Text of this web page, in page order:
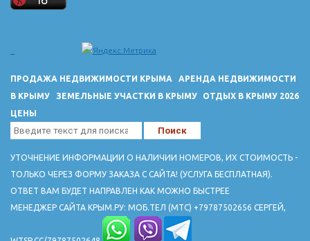
ПРОДАЖА НЕДВИЖИМОСТИ КРЫМА
АРЕНДА НЕДВИЖИМОСТИ
В КРЫМУ
ЗЕМЕЛЬНЫЕ УЧАСТКИ В КРЫМУ
ОТДЫХ В КРЫМУ 2026
ЦЕНЫ
УТОЧНЕНИЕ ИНФОРМАЦИИ О НАЛИЧИИ НОМЕРОВ, ИХ СТОИМОСТЬ -
ТОЛЬКО ЧЕРЕЗ ФОРМУ ЗАКАЗА С САЙТА! (УСЛУГА БЕСПЛАТНАЯ).
ОТВЕТ ВАМ БУДЕТ НАПРАВЛЕН КАК МОЖНО БЫСТРЕЕ
МЕНЕДЖЕР САЙТА КРЫМ.РУ: МОБ.ТЕЛ (МТС) +79787502656 СЕРГЕЙ,